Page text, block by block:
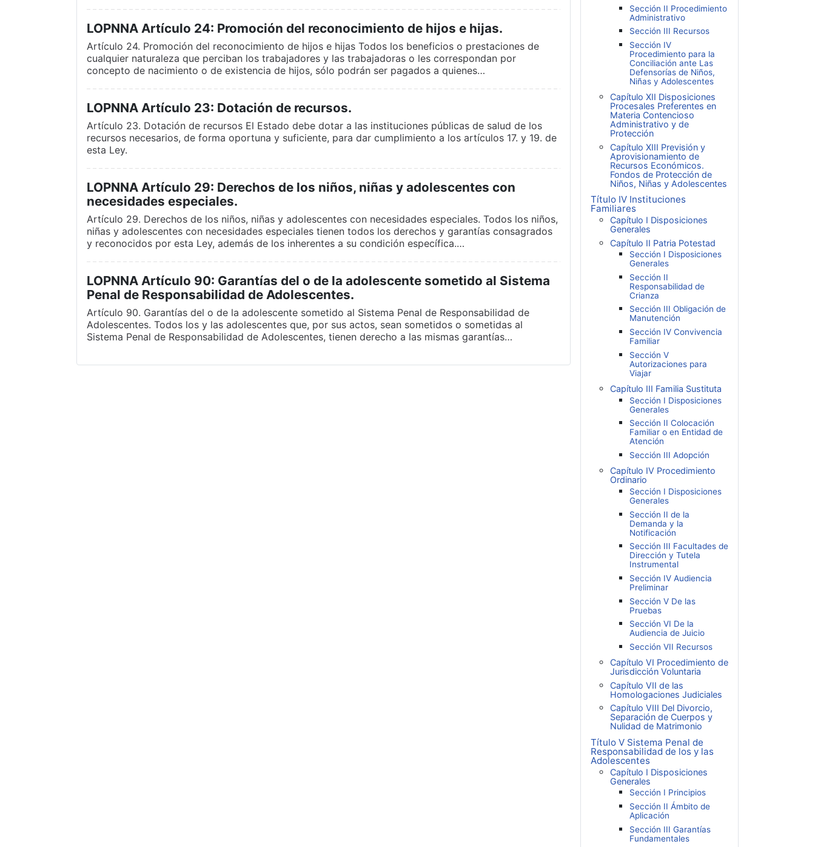
LOPNNA Artículo 24: Promoción del reconocimiento de hijos e hijas.
Artículo 24. Promoción del reconocimiento de hijos e hijas Todos los beneficios o prestaciones de
cualquier naturaleza que perciban los trabajadores y las trabajadoras o les correspondan por
concepto de nacimiento o de existencia de hijos, sólo podrán ser pagados a quienes…
LOPNNA Artículo 23: Dotación de recursos.
Artículo 23. Dotación de recursos El Estado debe dotar a las instituciones públicas de salud de los
recursos necesarios, de forma oportuna y suficiente, para dar cumplimiento a los artículos 17. y 19. de
esta Ley.
LOPNNA Artículo 29: Derechos de los niños, niñas y adolescentes con
necesidades especiales.
Artículo 29. Derechos de los niños, niñas y adolescentes con necesidades especiales. Todos los niños,
niñas y adolescentes con necesidades especiales tienen todos los derechos y garantías consagrados
y reconocidos por esta Ley, además de los inherentes a su condición específica.…
LOPNNA Artículo 90: Garantías del o de la adolescente sometido al Sistema
Penal de Responsabilidad de Adolescentes.
Artículo 90. Garantías del o de la adolescente sometido al Sistema Penal de Responsabilidad de
Adolescentes. Todos los y las adolescentes que, por sus actos, sean sometidos o sometidas al
Sistema Penal de Responsabilidad de Adolescentes, tienen derecho a las mismas garantías…
Sección II Procedimiento
Administrativo
Sección III Recursos
Sección IV
Procedimiento para la
Conciliación ante Las
Defensorías de Niños,
Niñas y Adolescentes
Capítulo XII Disposiciones
Procesales Preferentes en
Materia Contencioso
Administrativo y de
Protección
Capítulo XIII Previsión y
Aprovisionamiento de
Recursos Económicos.
Fondos de Protección de
Niños, Niñas y Adolescentes
Título IV Instituciones
Familiares
Capítulo I Disposiciones
Generales
Capítulo II Patria Potestad
Sección I Disposiciones
Generales
Sección II
Responsabilidad de
Crianza
Sección III Obligación de
Manutención
Sección IV Convivencia
Familiar
Sección V
Autorizaciones para
Viajar
Capítulo III Familia Sustituta
Sección I Disposiciones
Generales
Sección II Colocación
Familiar o en Entidad de
Atención
Sección III Adopción
Capítulo IV Procedimiento
Ordinario
Sección I Disposiciones
Generales
Sección II de la
Demanda y la
Notificación
Sección III Facultades de
Dirección y Tutela
Instrumental
Sección IV Audiencia
Preliminar
Sección V De las
Pruebas
Sección VI De la
Audiencia de Juicio
Sección VII Recursos
Capítulo VI Procedimiento de
Jurisdicción Voluntaria
Capítulo VII de las
Homologaciones Judiciales
Capítulo VIII Del Divorcio,
Separación de Cuerpos y
Nulidad de Matrimonio
Título V Sistema Penal de
Responsabilidad de los y las
Adolescentes
Capítulo I Disposiciones
Generales
Sección I Principios
Sección II Ámbito de
Aplicación
Sección III Garantías
Fundamentales